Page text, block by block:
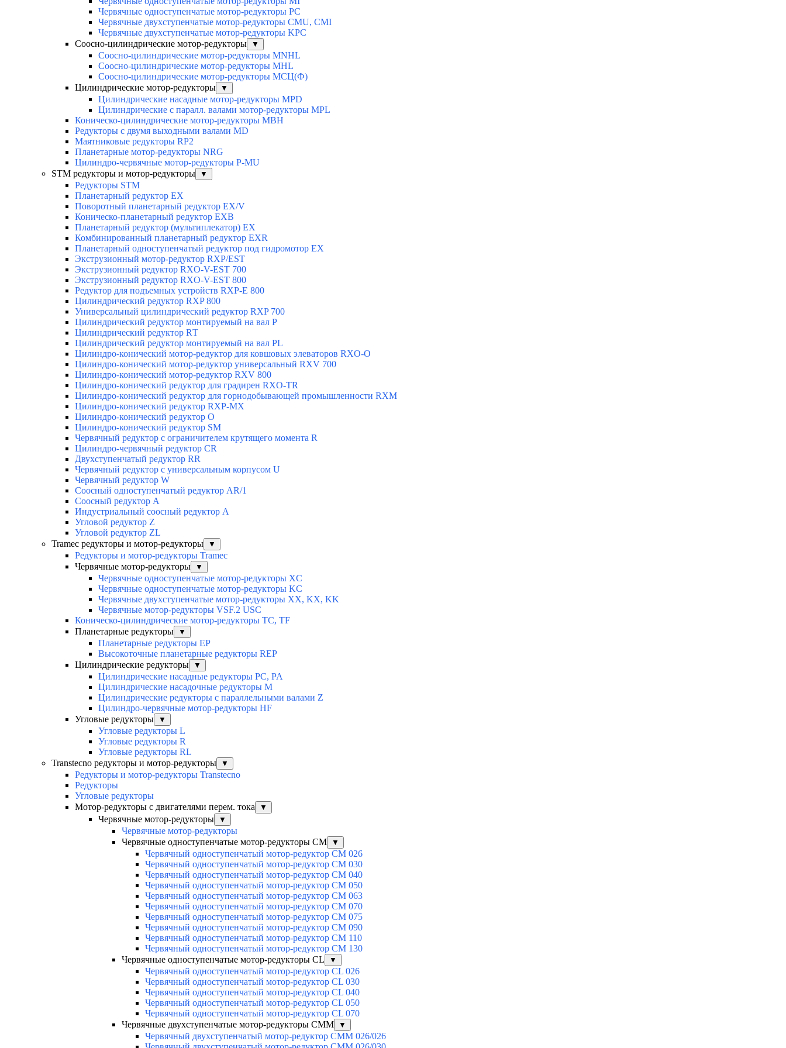
Червячные одноступенчатые мотор-редукторы PC
Червячные двухступенчатые мотор-редукторы CMU, CMI
Червячные двухступенчатые мотор-редукторы KPC
Соосно-цилиндрические мотор-редукторы
▼
Соосно-цилиндрические мотор-редукторы MNHL
Соосно-цилиндрические мотор-редукторы MHL
Соосно-цилиндрические мотор-редукторы МСЦ(Ф)
Цилиндрические мотор-редукторы
▼
Цилиндрические насадные мотор-редукторы MPD
Цилиндрические с паралл. валами мотор-редукторы MPL
Коническо-цилиндрические мотор-редукторы MBH
Редукторы с двумя выходными валами MD
Маятниковые редукторы RP2
Планетарные мотор-редукторы NRG
Цилиндро-червячные мотор-редукторы P-MU
STM редукторы и мотор-редукторы
▼
Редукторы STM
Планетарный редуктор ЕХ
Поворотный планетарный редуктор EX/V
Коническо-планетарный редуктор ЕХВ
Планетарный редуктор (мультиплекатор) ЕХ
Комбинированный планетарный редуктор ЕХR
Планетарный одноступенчатый редуктор под гидромотор ЕХ
Экструзионный мотор-редуктор RXP/EST
Экструзионный редуктор RXO-V-EST 700
Экструзионный редуктор RXO-V-EST 800
Редуктор для подъемных устройств RXP-E 800
Цилиндрический редуктор RXP 800
Универсальный цилиндрический редуктор RXP 700
Цилиндрический редуктор монтируемый на вал Р
Цилиндрический редуктор RТ
Цилиндрический редуктор монтируемый на вал РL
Цилиндро-конический мотор-редуктор для ковшовых элеваторов RXO-O
Цилиндро-конический мотор-редуктор универсальный RXV 700
Цилиндро-конический мотор-редуктор RXV 800
Цилиндро-конический редуктор для градирен RXO-TR
Цилиндро-конический редуктор для горнодобывающей промышленности RXМ
Цилиндро-конический редуктор RXP-MX
Цилиндро-конический редуктор О
Цилиндро-конический редуктор SM
Червячный редуктор с ограничителем крутящего момента R
Цилиндро-червячный редуктор СR
Двухступенчатый редуктор RR
Червячный редуктор с универсальным корпусом U
Червячный редуктор W
Соосный одноступенчатый редуктор AR/1
Соосный редуктор А
Индустриальный соосный редуктор А
Угловой редуктор Z
Угловой редуктор ZL
Tramec редукторы и мотор-редукторы
▼
Редукторы и мотор-редукторы Tramec
Червячные мотор-редукторы
▼
Червячные одноступенчатые мотор-редукторы XC
Червячные одноступенчатые мотор-редукторы KC
Червячные двухступенчатые мотор-редукторы XX, KX, KK
Червячные мотор-редукторы VSF.2 USC
Коническо-цилиндрические мотор-редукторы TC, TF
Планетарные редукторы
▼
Планетарные редукторы EP
Высокоточные планетарные редукторы REP
Цилиндрические редукторы
▼
Цилиндрические насадные редукторы PC, PA
Цилиндрические насадочные редукторы M
Цилиндрические редукторы с параллельными валами Z
Цилиндро-червячные мотор-редукторы HF
Угловые редукторы
▼
Угловые редукторы L
Угловые редукторы R
Угловые редукторы RL
Transtecno редукторы и мотор-редукторы
▼
Редукторы и мотор-редукторы Transtecno
Редукторы
Угловые редукторы
Мотор-редукторы с двигателями перем. тока
▼
Червячные мотор-редукторы ▼
Червячные мотор-редукторы
Червячные одноступенчатые мотор-редукторы CM
▼
Червячный одноступенчатый мотор-редуктор CM 026
Червячный одноступенчатый мотор-редуктор CM 030
Червячный одноступенчатый мотор-редуктор CM 040
Червячный одноступенчатый мотор-редуктор CM 050
Червячный одноступенчатый мотор-редуктор CM 063
Червячный одноступенчатый мотор-редуктор CM 070
Червячный одноступенчатый мотор-редуктор CM 075
Червячный одноступенчатый мотор-редуктор CM 090
Червячный одноступенчатый мотор-редуктор CM 110
Червячный одноступенчатый мотор-редуктор CM 130
Червячные одноступенчатые мотор-редукторы CL
▼
Червячный одноступенчатый мотор-редуктор CL 026
Червячный одноступенчатый мотор-редуктор CL 030
Червячный одноступенчатый мотор-редуктор CL 040
Червячный одноступенчатый мотор-редуктор CL 050
Червячный одноступенчатый мотор-редуктор CL 070
Червячные двухступенчатые мотор-редукторы CMM
▼
Червячный двухступенчатый мотор-редуктор CMM 026/026